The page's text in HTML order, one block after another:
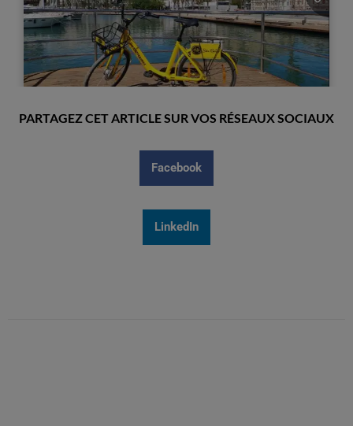
PARTAGEZ CET ARTICLE SUR VOS RÉSEAUX SOCIAUX
Facebook
LinkedIn